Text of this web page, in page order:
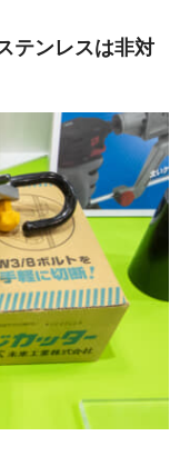
テンレスは非対